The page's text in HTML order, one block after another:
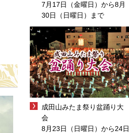
7月17日（金曜日）から8月
30日（日曜日）まで
成田山みたま祭り盆踊り大
会
8月23日（日曜日）から24日